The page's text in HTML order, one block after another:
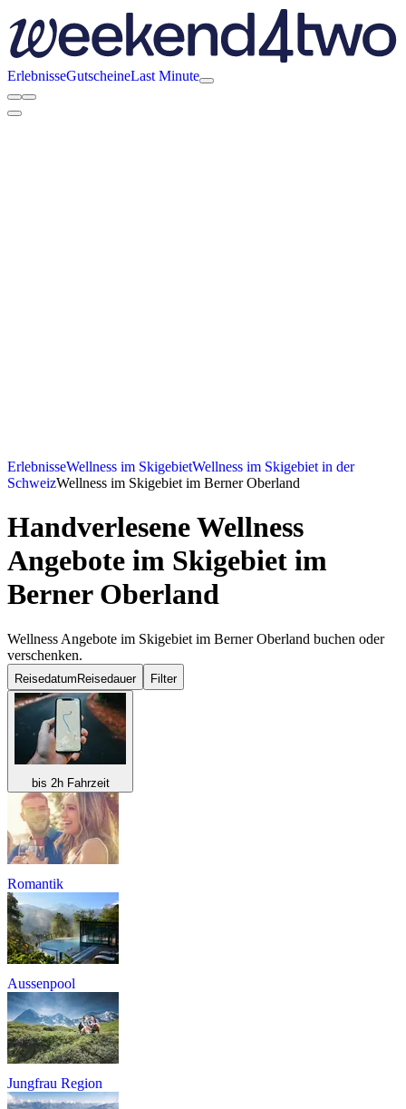
ErlebnisseGutscheineLast Minute
ErlebnisseWellness im SkigebietWellness im Skigebiet in der
SchweizWellness im Skigebiet im Berner Oberland
Handverlesene Wellness
Angebote im Skigebiet im
Berner Oberland
Wellness Angebote im Skigebiet im Berner Oberland buchen oder
verschenken.
Reisedatum Reisedauer Filter
bis 2h Fahrzeit
Romantik
Aussenpool
Jungfrau Region